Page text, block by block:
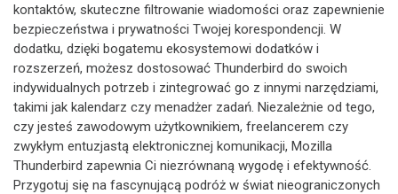
kontaktów, skuteczne filtrowanie wiadomości oraz zapewnienie
bezpieczeństwa i prywatności Twojej korespondencji. W
dodatku, dzięki bogatemu ekosystemowi dodatków i
rozszerzeń, możesz dostosować Thunderbird do swoich
indywidualnych potrzeb i zintegrować go z innymi narzędziami,
takimi jak kalendarz czy menadżer zadań. Niezależnie od tego,
czy jesteś zawodowym użytkownikiem, freelancerem czy
zwykłym entuzjastą elektronicznej komunikacji, Mozilla
Thunderbird zapewnia Ci niezrównaną wygodę i efektywność.
Przygotuj się na fascynującą podróż w świat nieograniczonych